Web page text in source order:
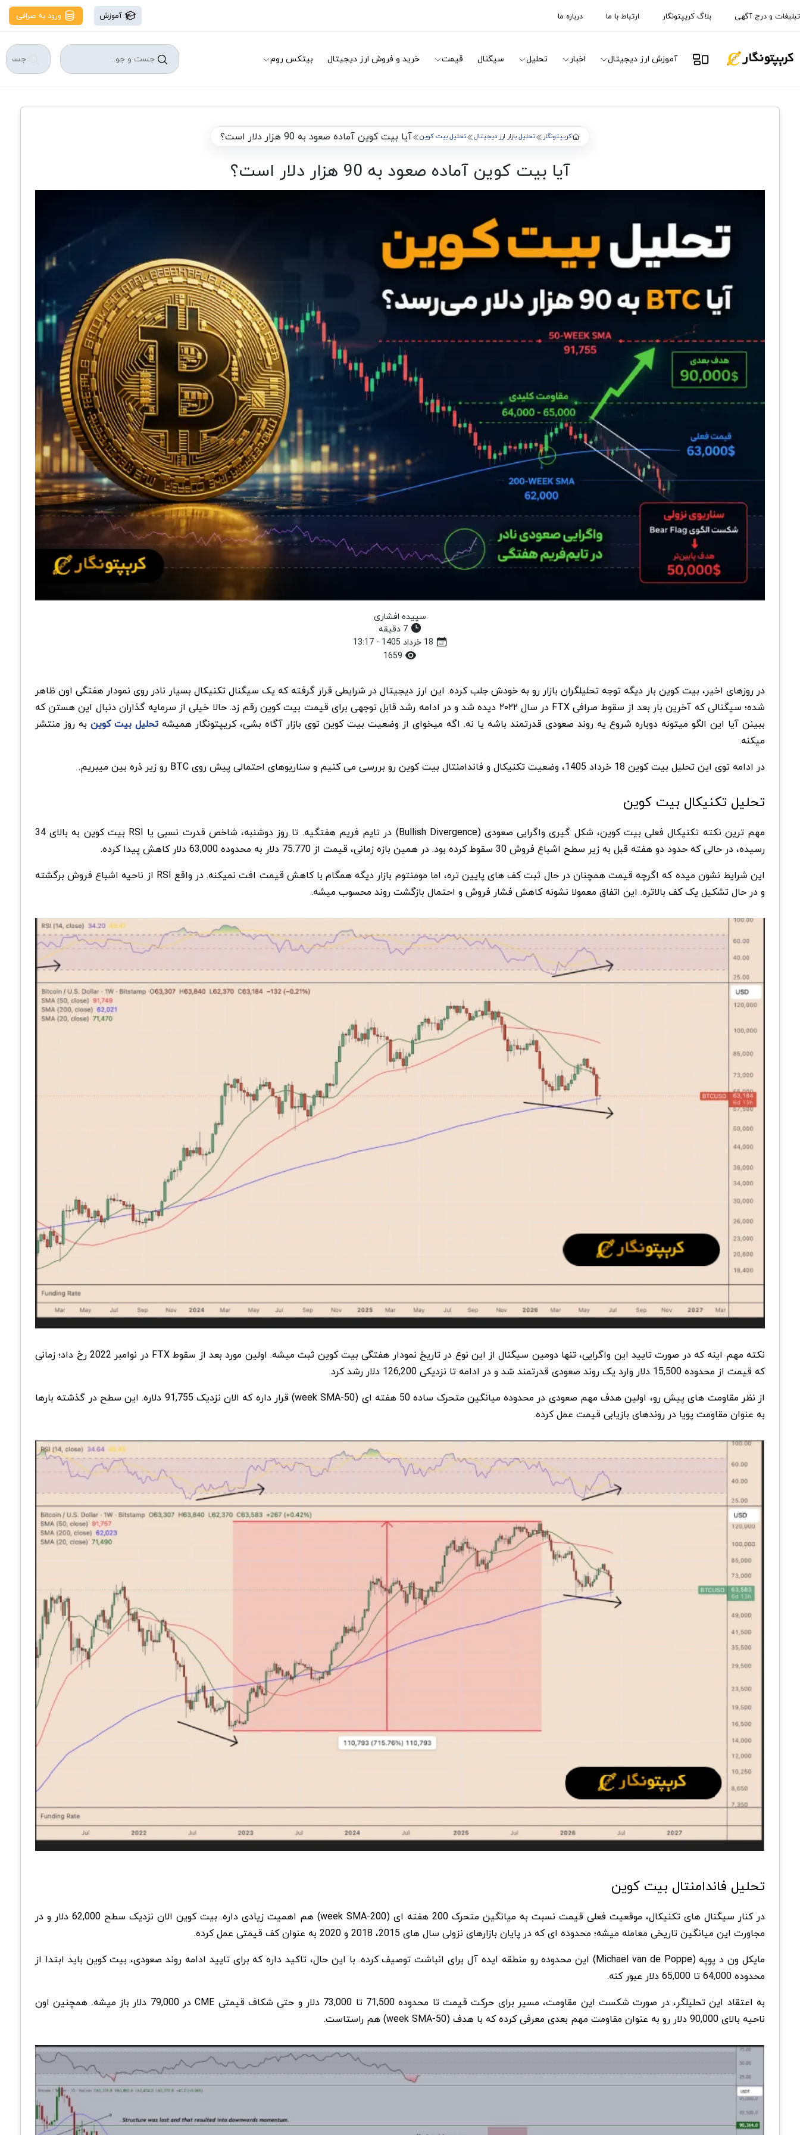
تبلیغات و درج آگهی بلاگ کریپتونگار ارتباط با ما درباره ما آموزش ورود به صرافی
آموزش ارز دیجیتال اخبار تحلیل سیگنال قیمت خرید و فروش ارز دیجیتال بیتکس روم
کریپتونگار تحلیل بازار ارز دیجیتال تحلیل بیت کوین آیا بیت کوین آماده صعود به 90 هزار دلار است؟
آیا بیت کوین آماده صعود به 90 هزار دلار است؟
سپیده افشاری
7 دقیقه
در روزهای اخیر، بیت کوین بار دیگه توجه تحلیلگران بازار رو به خودش جلب کرده. این ارز دیجیتال در شرایطی قرار گرفته که یک سیگنال تکنیکال بسیار نادر روی نمودار هفتگی اون ظاهر
شده؛ سیگنالی که آخرین بار بعد از سقوط صرافیFTX
در سال ۲۰۲۲ دیده شد و در ادامه رشد قابل توجهی برای قیمت بیت کوین رقم زد. حالا خیلی از سرمایه گذاران دنبال این هستن که
ببینن آیا این الگو میتونه دوباره شروع یه روند صعودی قدرتمند باشه یا نه. اگه میخوای از وضعیت بیت کوین توی بازار آگاه بشی، کریپتونگار همیشه تحلیل بیت کوین به روز منتشر
میکنه.
در ادامه توی این تحلیل بیت کوین 18 خرداد 1405، وضعیت تکنیکال و فاندامنتال بیت کوین رو بررسی می کنیم و سناریوهای احتمالی پیش روی
BTC رو زیر ذره بین میبریم.
تحلیل تکنیکال بیت کوین
مهم ترین نکته تکنیکال فعلی بیت کوین، شکل گیری واگرایی صعودی (Bullish Divergence) در تایم فریم هفتگیه. تا روز دوشنبه، شاخص قدرت نسبی یا RSI
بیت کوین به بالای 34
رسیده، در حالی که حدود دو هفته قبل به زیر سطح اشباع فروش 30 سقوط کرده بود. در همین بازه زمانی، قیمت از 75.770 دلار به محدوده 63,000 دلار کاهش پیدا کرده
.
این شرایط نشون میده که اگرچه قیمت همچنان در حال ثبت کف های پایین تره، اما مومنتوم بازار دیگه همگام با کاهش قیمت افت نمیکنه. در واقع RSI از ناحیه اشباع فروش برگشته
و در حال تشکیل یک کف بالاتره. این اتفاق معمولا نشونه کاهش فشار فروش و احتمال بازگشت روند محسوب میشه.
نکته مهم اینه که در صورت تایید این واگرایی، تنها دومین سیگنال از این نوع در تاریخ نمودار هفتگی بیت کوین ثبت میشه. اولین مورد بعد از سقوطFTX
در نوامبر 2022 رخ داد؛ زمانی
که قیمت از محدوده 15,500 دلار وارد یک روند صعودی قدرتمند شد و در ادامه تا نزدیکی 126,200 دلار رشد کرد
.
از نظر مقاومت های پیش رو، اولین هدف مهم صعودی در محدوده میانگین متحرک ساده 50 هفته ای (50-week SMA)
قرار داره که الان نزدیک 91,755 دلاره. این سطح در گذشته بارها
به عنوان مقاومت پویا در روندهای بازیابی قیمت عمل کرده.
تحلیل فاندامنتال بیت کوین
در کنار سیگنال های تکنیکال، موقعیت فعلی قیمت نسبت به میانگین متحرک 200 هفته ای (200-week SMA)
هم اهمیت زیادی داره. بیت کوین الان نزدیک سطح 62,000 دلار و در
مجاورت این میانگین تاریخی معامله میشه؛ محدوده ای که در پایان بازارهای نزولی سال های 2015، 2018 و 2020 به عنوان کف قیمتی عمل کرده
.
مایکل ون د پوپه (Michael van de Poppe) این محدوده رو منطقه ایده آل برای انباشت توصیف کرده. با این حال، تاکید داره که برای تایید ادامه روند صعودی، بیت کوین باید ابتدا از
محدوده 64,000 تا 65,000 دلار عبور کنه
.
به اعتقاد این تحلیلگر، در صورت شکست این مقاومت، مسیر برای حرکت قیمت تا محدوده 71,500 تا 73,000 دلار و حتی شکاف قیمتی
CME
در 79,000 دلار باز میشه. همچنین اون
ناحیه بالای 90,000 دلار رو به عنوان مقاومت مهم بعدی معرفی کرده که با هدف (50-week SMA)
هم راستاست.